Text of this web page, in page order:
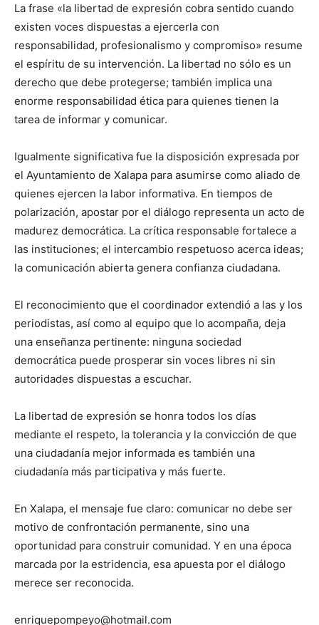
La frase «la libertad de expresión cobra sentido cuando
existen voces dispuestas a ejercerla con
responsabilidad, profesionalismo y compromiso» resume
el espíritu de su intervención. La libertad no sólo es un
derecho que debe protegerse; también implica una
enorme responsabilidad ética para quienes tienen la
tarea de informar y comunicar.
Igualmente significativa fue la disposición expresada por
el Ayuntamiento de Xalapa para asumirse como aliado de
quienes ejercen la labor informativa. En tiempos de
polarización, apostar por el diálogo representa un acto de
madurez democrática. La crítica responsable fortalece a
las instituciones; el intercambio respetuoso acerca ideas;
la comunicación abierta genera confianza ciudadana.
El reconocimiento que el coordinador extendió a las y los
periodistas, así como al equipo que lo acompaña, deja
una enseñanza pertinente: ninguna sociedad
democrática puede prosperar sin voces libres ni sin
autoridades dispuestas a escuchar.
La libertad de expresión se honra todos los días
mediante el respeto, la tolerancia y la convicción de que
una ciudadanía mejor informada es también una
ciudadanía más participativa y más fuerte.
En Xalapa, el mensaje fue claro: comunicar no debe ser
motivo de confrontación permanente, sino una
oportunidad para construir comunidad. Y en una época
marcada por la estridencia, esa apuesta por el diálogo
merece ser reconocida.
enriquepompeyo@hotmail.com